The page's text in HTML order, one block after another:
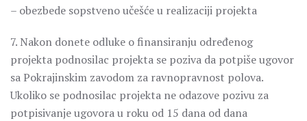
– obezbede sopstveno učešće u realizaciji projekta
7. Nakon donete odluke o finansiranju određenog
projekta podnosilac projekta se poziva da potpiše ugovor
sa Pokrajinskim zavodom za ravnopravnost polova.
Ukoliko se podnosilac projekta ne odazove pozivu za
potpisivanje ugovora u roku od 15 dana od dana